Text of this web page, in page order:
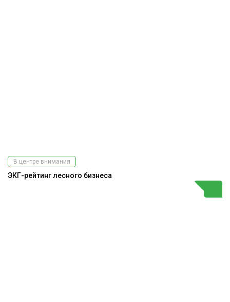
В центре внимания
ЭКГ-рейтинг лесного бизнеса